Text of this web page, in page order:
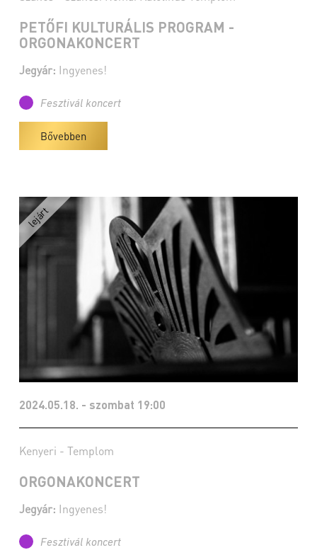
PETŐFI KULTURÁLIS PROGRAM -
ORGONAKONCERT
Jegyár: Ingyenes!
Fesztivál koncert
Bővebben
2024.05.18. - szombat 19:00
Kenyeri - Templom
ORGONAKONCERT
Jegyár: Ingyenes!
Fesztivál koncert